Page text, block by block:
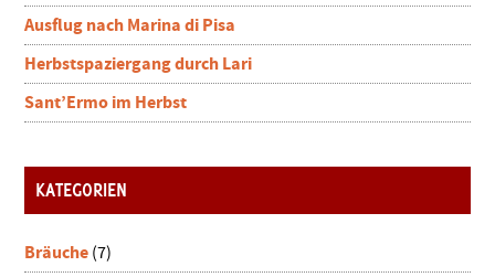
Ausflug nach Marina di Pisa
Herbstspaziergang durch Lari
Sant’Ermo im Herbst
KATEGORIEN
Bräuche (7)